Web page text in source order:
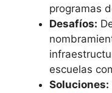
programas
Desafíos:
escuelas
Soluciones: